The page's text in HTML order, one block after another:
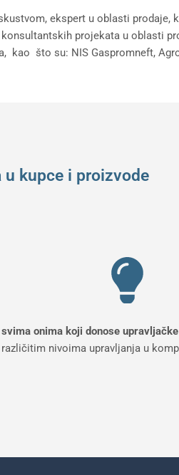
ekspert u oblasti prodaje,
projekata u oblasti
kao što su: NIS Gaspromneft,
kupce i proizvode
svima onima koji donose
različitim nivoima upravljanja u